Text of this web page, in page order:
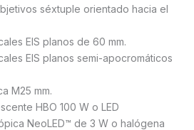
séxtuple orientado hacia el
EIS planos de 60 mm.
EIS planos semi-apocromáticos
M25 mm.
HBO 100 W o LED
NeoLED™ de 3 W o halógena